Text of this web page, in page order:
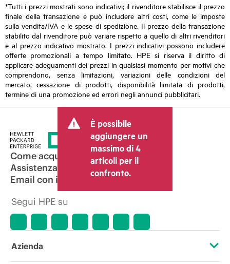
*Tutti i prezzi mostrati sono indicativi; il rivenditore stabilisce il prezzo
finale della transazione e può includere altri costi, come le imposte
sulla vendita/IVA e le spese di spedizione. Il prezzo della transazione
stabilito dal rivenditore può variare rispetto a quello di altri rivenditori
e al prezzo indicativo mostrato. I prezzi indicativi possono includere
offerte promozionali a tempo limitato. HPE si riserva il diritto di
applicare adeguamenti dei prezzi in qualsiasi momento per motivi che
comprendono, senza limitazioni, variazioni delle condizioni del
mercato, cessazione di prodotti, disponibilità limitata di prodotti,
termine di una promozione ed errori negli annunci pubblicitari.
È possibile
aggiungere un
massimo di 4
articoli per il
confronto.
Come acquistare
Assistenza per i prodotti
Email con il commerciale
Segui HPE su
Azienda